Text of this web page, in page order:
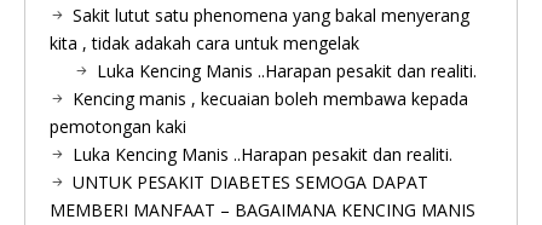
Sakit lutut satu phenomena yang bakal menyerang
kita , tidak adakah cara untuk mengelak
Luka Kencing Manis ..Harapan pesakit dan realiti.
Kencing manis , kecuaian boleh membawa kepada
pemotongan kaki
Luka Kencing Manis ..Harapan pesakit dan realiti.
UNTUK PESAKIT DIABETES SEMOGA DAPAT
MEMBERI MANFAAT – BAGAIMANA KENCING MANIS